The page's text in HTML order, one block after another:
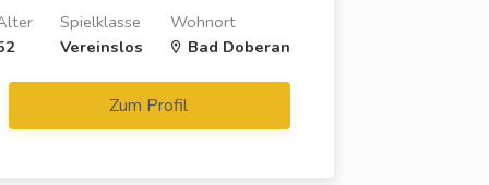
Wohnort
Bad Doberan
Spielklasse
Vereinslos
Zum Profil